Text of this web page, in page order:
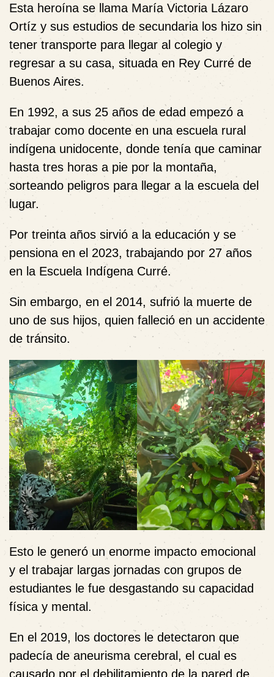
Esta heroína se llama María Victoria Lázaro
Ortíz y sus estudios de secundaria los hizo sin
tener transporte para llegar al colegio y
regresar a su casa, situada en Rey Curré de
Buenos Aires.
En 1992, a sus 25 años de edad empezó a
trabajar como docente en una escuela rural
indígena unidocente, donde tenía que caminar
hasta tres horas a pie por la montaña,
sorteando peligros para llegar a la escuela del
lugar.
Por treinta años sirvió a la educación y se
pensiona en el 2023, trabajando por 27 años
en la Escuela Indígena Curré.
Sin embargo, en el 2014, sufrió la muerte de
uno de sus hijos, quien falleció en un accidente
de tránsito.
Esto le generó un enorme impacto emocional
y el trabajar largas jornadas con grupos de
estudiantes le fue desgastando su capacidad
física y mental.
En el 2019, los doctores le detectaron que
padecía de aneurisma cerebral, el cual es
causado por el debilitamiento de la pared de